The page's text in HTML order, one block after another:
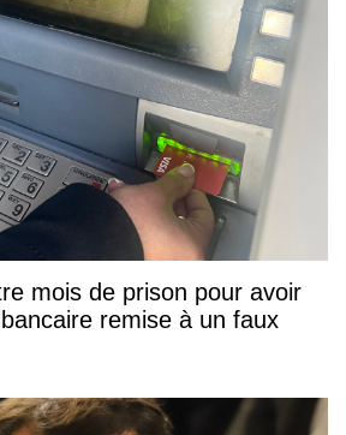
mois de prison pour avoir
remise à un faux